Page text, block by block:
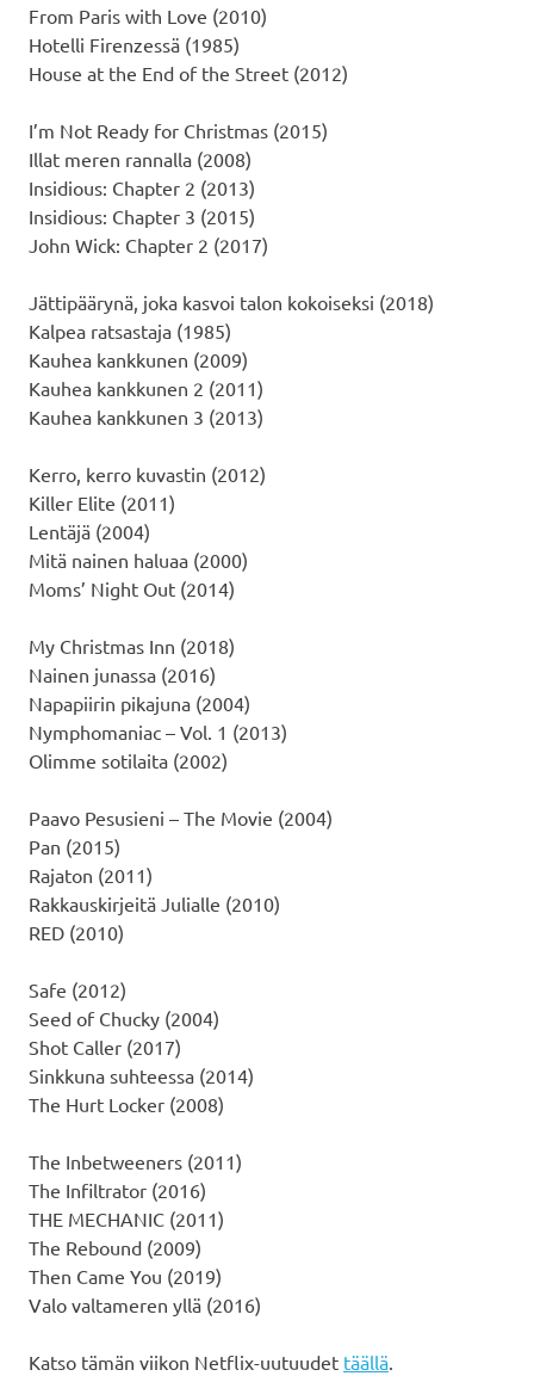
From Paris with Love (2010)
Hotelli Firenzessä (1985)
House at the End of the Street (2012)
I’m Not Ready for Christmas (2015)
Illat meren rannalla (2008)
Insidious: Chapter 2 (2013)
Insidious: Chapter 3 (2015)
John Wick: Chapter 2 (2017)
Jättipäärynä, joka kasvoi talon kokoiseksi (2018)
Kalpea ratsastaja (1985)
Kauhea kankkunen (2009)
Kauhea kankkunen 2 (2011)
Kauhea kankkunen 3 (2013)
Kerro, kerro kuvastin (2012)
Killer Elite (2011)
Lentäjä (2004)
Mitä nainen haluaa (2000)
Moms’ Night Out (2014)
My Christmas Inn (2018)
Nainen junassa (2016)
Napapiirin pikajuna (2004)
Nymphomaniac – Vol. 1 (2013)
Olimme sotilaita (2002)
Paavo Pesusieni – The Movie (2004)
Pan (2015)
Rajaton (2011)
Rakkauskirjeitä Julialle (2010)
RED (2010)
Safe (2012)
Seed of Chucky (2004)
Shot Caller (2017)
Sinkkuna suhteessa (2014)
The Hurt Locker (2008)
The Inbetweeners (2011)
The Infiltrator (2016)
THE MECHANIC (2011)
The Rebound (2009)
Then Came You (2019)
Valo valtameren yllä (2016)
Katso tämän viikon Netflix-uutuudet täällä